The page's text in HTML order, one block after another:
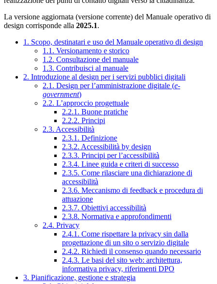
La versione aggiornata (versione corrente) del Manuale operativo di
design corrisponde alla 2025.1.
1. Scopo, destinatari e uso del Manuale operativo di design
1.1. Versionamento e storico
1.2. Consultazione del manuale
1.3. Contribuisci al manuale
2. Introduzione al design per i servizi pubblici digitali
2.1. Design per l’amministrazione digitale (e-
government)
2.2. L’approccio progettuale
2.2.1. Buone pratiche
2.2.2. Principi
2.3. Accessibilità
2.3.1. Definizione
2.3.2. Accessibilità by design
2.3.3. Principi per l’accessibilità
2.3.4. Linee guida e criteri di successo
2.3.5. Come rilasciare una dichiarazione di
accessibilità
2.3.6. Meccanismo di feedback e procedura di
attuazione
2.3.7. Obiettivi accessibilità
2.3.8. Normativa e approfondimenti
2.4. Privacy
2.4.1. Come rispettare la privacy sin dalla
progettazione di un sito o servizio digitale
2.4.2. Richiedi il consenso quando necessario
2.4.3. Le basi del sito web: architettura,
informativa privacy, riferimenti DPO
3. Pianificazione, gestione e strategia